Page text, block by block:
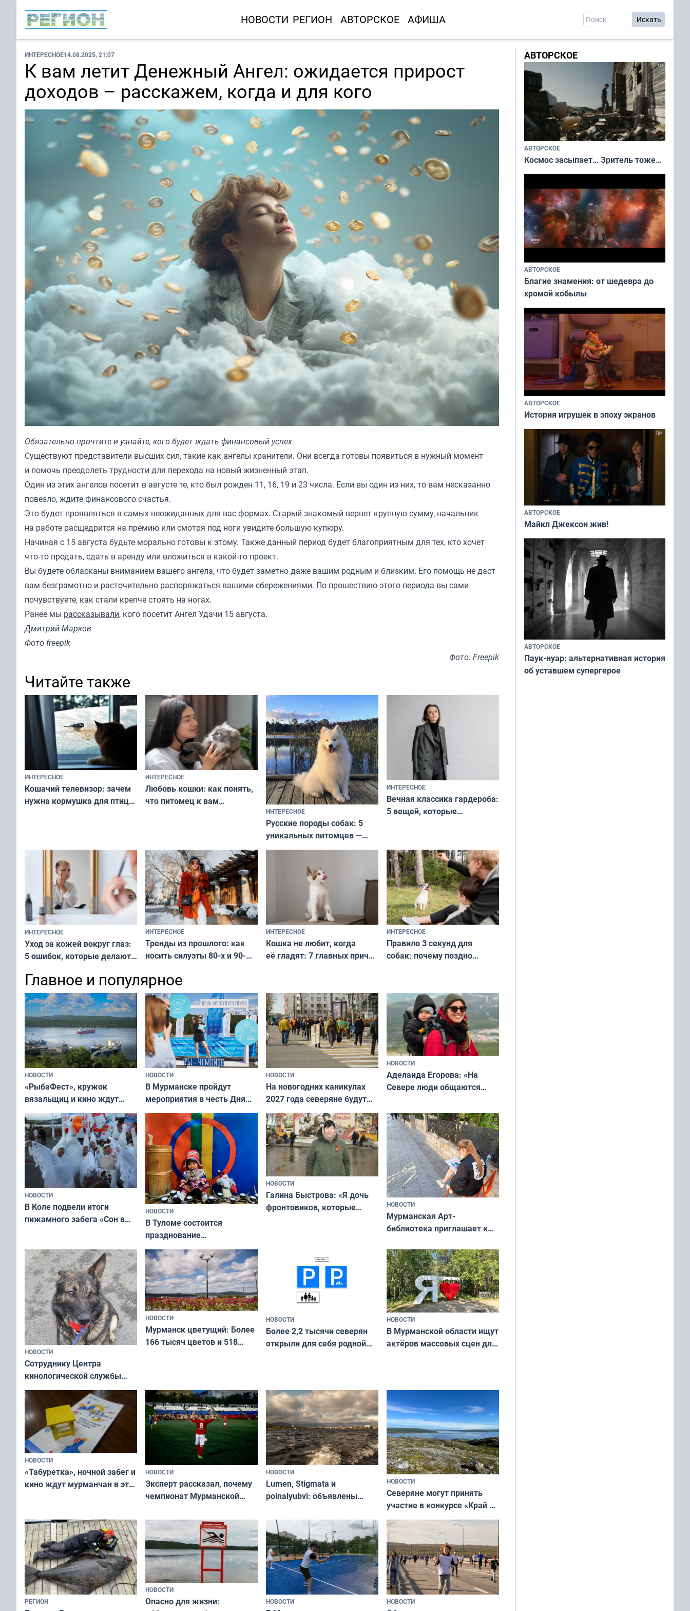
НОВОСТИ РЕГИОН АВТОРСКОЕ АФИША
ИНТЕРЕСНОЕ14.08.2025, 21:07
К вам летит Денежный Ангел: ожидается прирост
доходов – расскажем, когда и для кого
Обязательно прочтите и узнайте, кого будет ждать финансовый успех.
Существуют представители высших сил, такие как ангелы хранители. Они всегда готовы появиться в нужный момент
и помочь преодолеть трудности для перехода на новый жизненный этап.
Один из этих ангелов посетит в августе те, кто был рожден 11, 16, 19 и 23 числа. Если вы один из них, то вам несказанно
повезло, ждите финансового счастья.
Это будет проявляться в самых неожиданных для вас формах. Старый знакомый вернет крупную сумму, начальник
на работе расщедрится на премию или смотря под ноги увидите большую купюру.
Начиная с 15 августа будьте морально готовы к этому. Также данный период будет благоприятным для тех, кто хочет
что-то продать, сдать в аренду или вложиться в какой-то проект.
Вы будете обласканы вниманием вашего ангела, что будет заметно даже вашим родным и близким. Его помощь не даст
вам безграмотно и расточительно распоряжаться вашими сбережениями. По прошествию этого периода вы сами
почувствуете, как стали крепче стоять на ногах.
Ранее мы рассказывали, кого посетит Ангел Удачи 15 августа.
Дмитрий Марков
Фото freepik
Фото: Freepik
Читайте также
ИНТЕРЕСНОЕ
Кошачий телевизор: зачем
нужна кормушка для птиц
ИНТЕРЕСНОЕ
Любовь кошки: как понять,
что питомец к вам
ИНТЕРЕСНОЕ
Русские породы собак: 5
уникальных питомцев —
национальные сокровища
и характером
ИНТЕРЕСНОЕ
Вечная классика гардероба:
5 вещей, которые
и актуально в любой сезон
ИНТЕРЕСНОЕ
Уход за кожей вокруг глаз:
5 ошибок, которые делают
и вернуть свежий взгляд
без дорогих средств
ИНТЕРЕСНОЕ
Тренды из прошлого: как
носить силуэты 80-х и 90-
современно и стильно без
переплат
ИНТЕРЕСНОЕ
Кошка не любит, когда
её гладят: 7 главных причин
независимому питомцу
ИНТЕРЕСНОЕ
Правило 3 секунд для
собак: почему поздно
питомцу всё сразу и без
криков
Главное и популярное
НОВОСТИ
«РыбаФест», кружок
вязальщиц и кино ждут
мурманчан в эти выходные
НОВОСТИ
В Мурманске пройдут
мероприятия в честь Дня
физкультурника
НОВОСТИ
На новогодних каникулах
2027 года северяне будут
отдыхать 11 дней
НОВОСТИ
Аделаида Егорова: «На
Севере люди общаются
а потому что
ты им интересен»
НОВОСТИ
В Коле подвели итоги
пижамного забега «Сон в
НОВОСТИ
В Туломе состоится
празднование
Международного дня
коренных народов мира
НОВОСТИ
Галина Быстрова: «Я дочь
фронтовиков, которые
НОВОСТИ
Мурманская Арт-
библиотека приглашает к
и фотографов
НОВОСТИ
Сотруднику Центра
кинологической службы
ищут новый дом
НОВОСТИ
Мурманск цветущий: Более
166 тысяч цветов и 518
НОВОСТИ
Более 2,2 тысячи северян
открыли для себя родной
НОВОСТИ
В Мурманской области ищут
актёров массовых сцен для
НОВОСТИ
«Табуретка», ночной забег и
кино ждут мурманчан в эти
НОВОСТИ
Эксперт рассказал, почему
чемпионат Мурманской
незамеченным
НОВОСТИ
Lumen, Stigmata и
polnalyubvi: объявлены
«Имандра» в 2026 года
НОВОСТИ
Северяне могут принять
участие в конкурсе «Край у
северной границы: фотогид
по Печенгскому округу»
РЕГИОН
НОВОСТИ
Опасно для жизни:
НОВОСТИ НОВОСТИ
АВТОРСКОЕ
АВТОРСКОЕ
Космос засыпает… Зритель тоже…
АВТОРСКОЕ
Благие знамения: от шедевра до
хромой кобылы
АВТОРСКОЕ
История игрушек в эпоху экранов
АВТОРСКОЕ
Майкл Джексон жив!
АВТОРСКОЕ
Паук-нуар: альтернативная история
об уставшем супергерое